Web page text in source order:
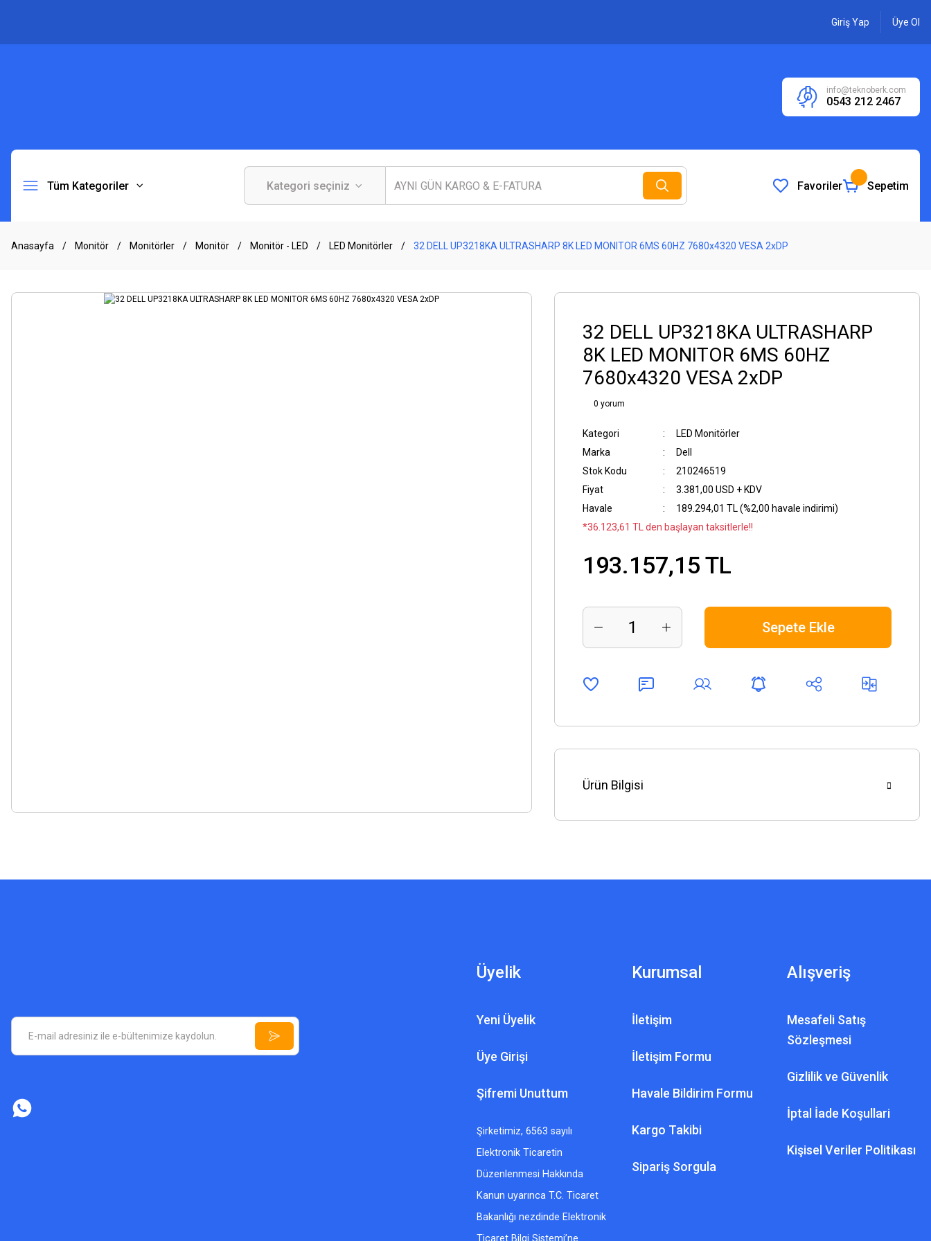
Giriş Yap Üye Ol
info@teknoberk.com
0543 212 2467
Tüm Kategoriler Favoriler Sepetim
Anasayfa Monitör Monitörler Monitör Monitör - LED LED Monitörler 32 DELL UP3218KA ULTRASHARP 8K LED MONITOR 6MS 60HZ 7680x4320 VESA 2xDP
32 DELL UP3218KA ULTRASHARP
8K LED MONITOR 6MS 60HZ
7680x4320 VESA 2xDP
0 yorum
Kategori
LED Monitörler
Marka
Dell
Stok Kodu
210246519
Fiyat
3.381,00 USD + KDV
Havale
189.294,01 TL (%2,00 havale indirimi)
*36.123,61 TL den başlayan taksitlerle!!
193.157,15 TL
Sepete Ekle
Ürün Bilgisi
Üyelik
Yeni Üyelik
Üye Girişi
Şifremi Unuttum
Şirketimiz, 6563 sayılı
Elektronik Ticaretin
Düzenlenmesi Hakkında
Kanun uyarınca T.C. Ticaret
Bakanlığı nezdinde Elektronik
Ticaret Bilgi Sistemi’ne
Kurumsal
İletişim
İletişim Formu
Havale Bildirim Formu
Kargo Takibi
Sipariş Sorgula
Alışveriş
Mesafeli Satış
Sözleşmesi
Gizlilik ve Güvenlik
İptal İade Koşullari
Kişisel Veriler Politikası